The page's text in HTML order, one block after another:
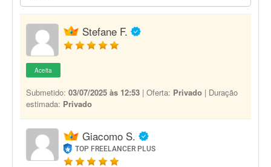
Stefane F.
Aceita
Submetido: 03/07/2025 às 12:53 | Oferta: Privado | Duração
estimada: Privado
Giacomo S.
TOP FREELANCER PLUS